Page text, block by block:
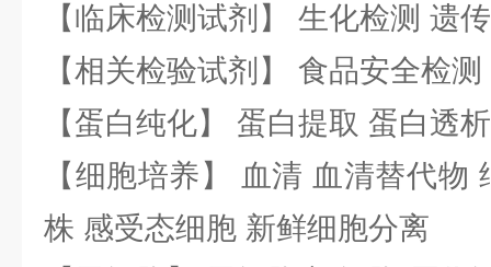
【临床检测试剂】 生化检测 遗
【相关检验试剂】 食品安全检
【蛋白纯化】 蛋白提取 蛋白透
【细胞培养】 血清 血清替代物
株 感受态细胞 新鲜细胞分离